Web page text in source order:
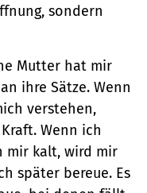
sondern
Mutter hat mir
ihre Sätze. Wenn
verstehen,
Wenn ich
mir kalt, wird mir
später bereue. Es